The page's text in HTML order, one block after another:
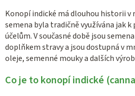
Konopí indické má dlouhou historii v
semena byla tradičně využívána jak
účelům. V současné době jsou
doplňkem stravy a jsou dostupná v
oleje, semenné mouky a dalších
Co je to konopí indické